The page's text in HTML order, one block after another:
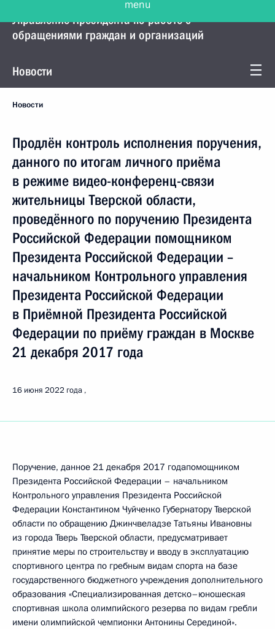
Управление Президента по работе с
обращениями граждан и организаций
Новости
Новости
Продлён контроль исполнения поручения,
данного по итогам личного приёма
в режиме видео-конференц-связи
жительницы Тверской области,
проведённого по поручению Президента
Российской Федерации помощником
Президента Российской Федерации –
начальником Контрольного управления
Президента Российской Федерации
в Приёмной Президента Российской
Федерации по приёму граждан в Москве
21 декабря 2017 года
16 июня 2022 года
Поручение, данное 21 декабря 2017 годапомощником
Президента Российской Федерации – начальником
Контрольного управления Президента Российской
Федерации Константином Чуйченко Губернатору Тверской
области по обращению Джинчвеладзе Татьяны Ивановны
из города Тверь Тверской области, предусматривает
принятие меры по строительству и вводу в эксплуатацию
спортивного центра по гребным видам спорта на базе
государственного бюджетного учреждения дополнительного
образования «Специализированная детско–юношеская
спортивная школа олимпийского резерва по видам гребли
имени олимпийской чемпионки Антонины Серединой».